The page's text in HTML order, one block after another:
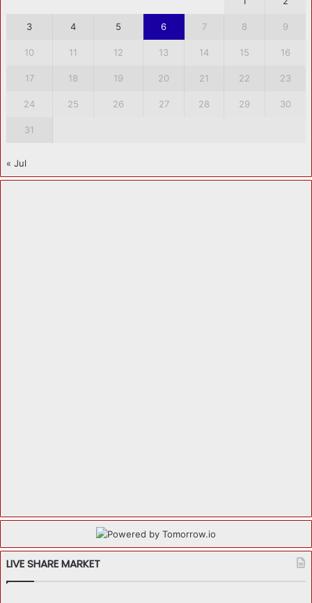
3 4 5 6 7 8 9
10 11 12 13 14 15 16
17 18 19 20 21 22 23
24 25 26 27 28 29 30
31
« Jul
LIVE SHARE MARKET